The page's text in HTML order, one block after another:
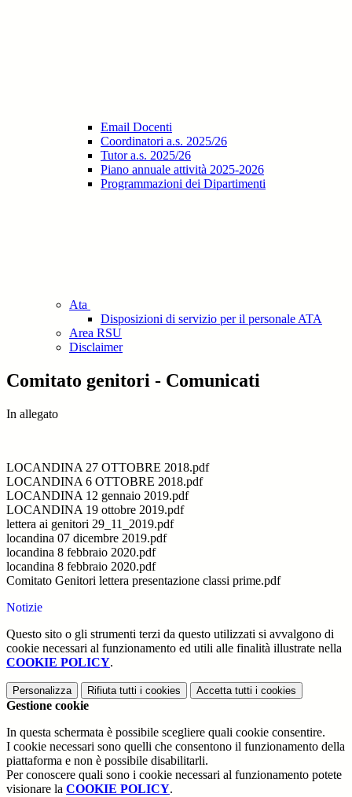
Email Docenti
Coordinatori a.s. 2025/26
Tutor a.s. 2025/26
Piano annuale attività 2025-2026
Programmazioni dei Dipartimenti
Ata
Disposizioni di servizio per il personale ATA
Area RSU
Disclaimer
Comitato genitori - Comunicati
In allegato
LOCANDINA 27 OTTOBRE 2018.pdf
LOCANDINA 6 OTTOBRE 2018.pdf
LOCANDINA 12 gennaio 2019.pdf
LOCANDINA 19 ottobre 2019.pdf
lettera ai genitori 29_11_2019.pdf
locandina 07 dicembre 2019.pdf
locandina 8 febbraio 2020.pdf
locandina 8 febbraio 2020.pdf
Comitato Genitori lettera presentazione classi prime.pdf
Notizie
Questo sito o gli strumenti terzi da questo utilizzati si avvalgono di
cookie necessari al funzionamento ed utili alle finalità illustrate nella
COOKIE POLICY.
Personalizza Rifiuta tutti i cookies Accetta tutti i cookies
Gestione cookie
In questa schermata è possibile scegliere quali cookie consentire.
I cookie necessari sono quelli che consentono il funzionamento della
piattaforma e non è possibile disabilitarli.
Per conoscere quali sono i cookie necessari al funzionamento potete
visionare la COOKIE POLICY.